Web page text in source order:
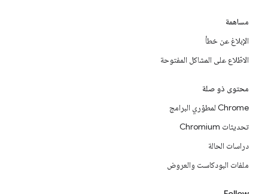
مساهمة
الإبلاغ عن خطأ
الاطّلاع على المشاكل المفتوحة
محتوى ذو صلة
Chrome لمطوّري البرامج
تحديثات Chromium
دراسات الحالة
ملفات البودكاست والعروض